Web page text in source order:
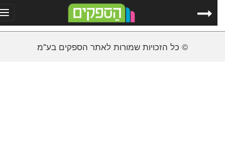
© כל הזכויות שמורות לאתר הספקים בע"מ